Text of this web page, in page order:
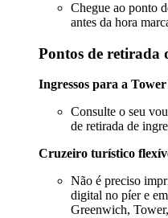
Chegue ao ponto
antes da hora
Pontos de retirada
Ingressos para a
Consulte o seu
de retirada de
Cruzeiro turístico
Não é preciso
digital no píer e
Greenwich,